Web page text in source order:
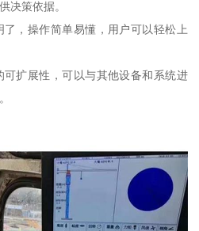
决策依据。
，操作简单易懂，用户可以轻松上
扩展性，可以与其他设备和系统进